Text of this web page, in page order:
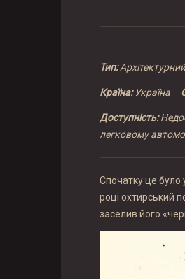
Тип:
Країна:Україна
Доступність:
легковому
Спочатку це було
році охтирський
заселив його